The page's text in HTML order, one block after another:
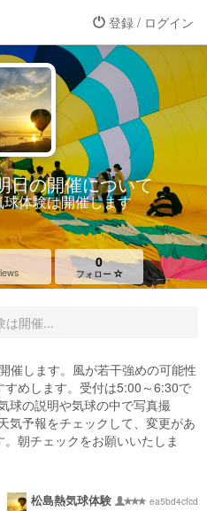
登録 / ログイン
日の開催について
体験は開催します
0
フォロー
は開催...
催します。風が若干強めの可能性
めします。受付は5:00～6:30で
球の説明や気球の中で写真撮
気予報をチェックして、変更があ
朝チェックをお願いいたしま
松島熱気球体験
ea5bd4cfcd